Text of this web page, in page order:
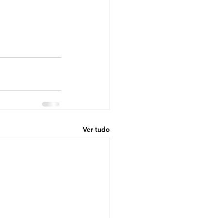
Ver tudo